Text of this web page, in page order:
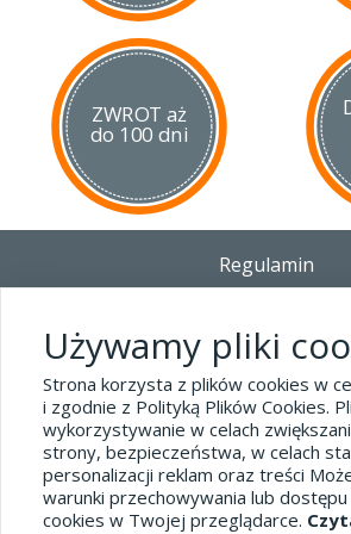
ZWROT aż
do 100 dni
Regulamin
Polityka prywatności i pliki
Blog
Dane kontaktowe
tel.32 445-74-07
sklep@hard-skin.pl
Używamy pliki
Strona korzysta z plików cookies w
i zgodnie z Polityką Plików Cookies.
wykorzystywanie w celach
strony, bezpieczeństwa, w celach
personalizacji reklam oraz treści
warunki przechowywania lub
cookies w Twojej przeglądarce.